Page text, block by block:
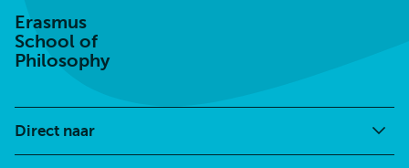
Erasmus
School of
Philosophy
Direct naar